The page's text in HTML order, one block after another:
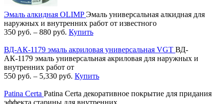
Эмаль алкидная OLIMPЭмаль универсальная алкидная для
наружных и внутренних работ от известного
350 руб. – 880 руб. Купить
ВД-АК-1179 эмаль акриловая универсальная VGT ВД-
АК-1179 эмаль универсальная акриловая для наружных и
внутренних работ от
550 руб. – 5,330 руб. Купить
Patina Certa Patina Certa декоративное покрытие для придания
эффекта старины для внутренних